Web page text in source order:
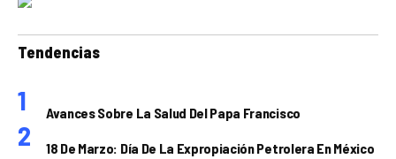
Tendencias
Avances Sobre La Salud Del Papa Francisco
18 De Marzo: Día De La Expropiación Petrolera En México